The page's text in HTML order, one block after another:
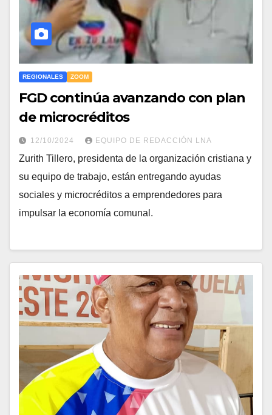
REGIONALES ZOOM
FGD continúa avanzando con plan
de microcréditos
12/10/2024 EQUIPO DE REDACCIÓN LNA
Zurith Tillero, presidenta de la organización cristiana y
su equipo de trabajo, están entregando ayudas
sociales y microcréditos a emprendedores para
impulsar la economía comunal.